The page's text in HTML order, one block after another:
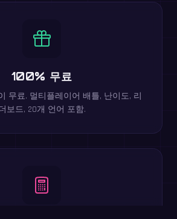
100% 무료
무료. 멀티플레이어 배틀, 난이도, 리
보드, 20개 언어 포함.